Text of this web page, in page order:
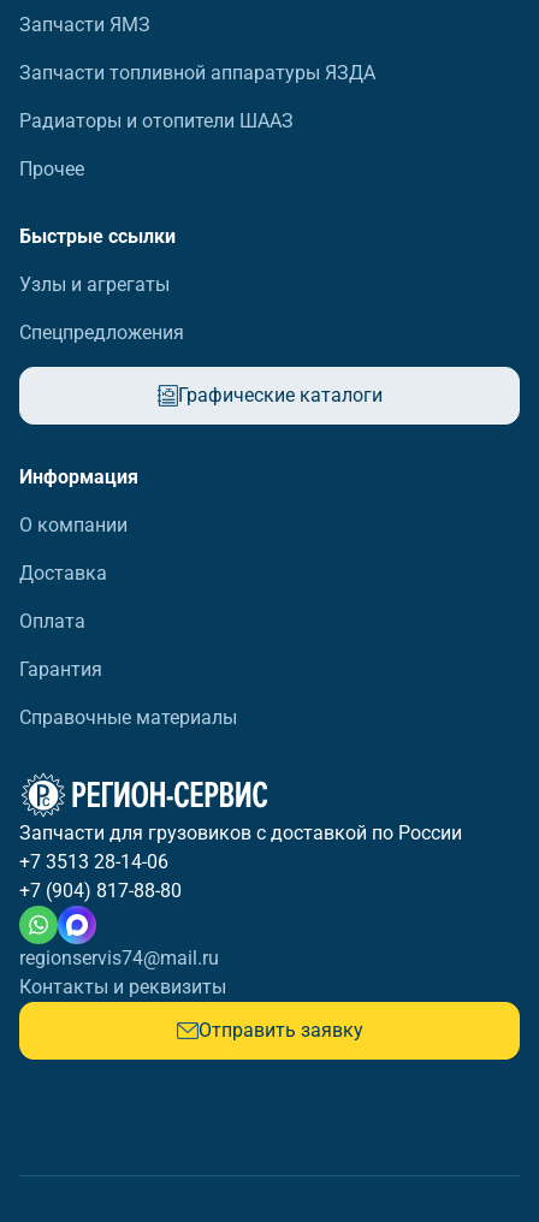
Запчасти ЯМЗ
Запчасти топливной аппаратуры ЯЗДА
Радиаторы и отопители ШААЗ
Прочее
Быстрые ссылки
Узлы и агрегаты
Спецпредложения
Графические каталоги
Информация
О компании
Доставка
Оплата
Гарантия
Справочные материалы
Запчасти для грузовиков с доставкой по России
+7 3513 28-14-06
+7 (904) 817-88-80
regionservis74@mail.ru
Контакты и реквизиты
Отправить заявку